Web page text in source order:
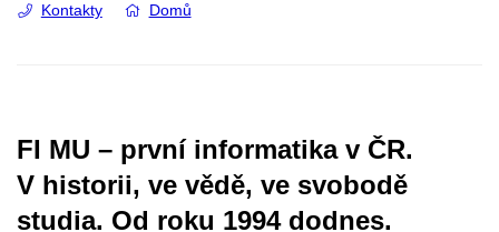
Kontakty Domů
FI MU – první informatika v ČR.
V historii, ve vědě, ve svobodě
studia. Od roku 1994 dodnes.